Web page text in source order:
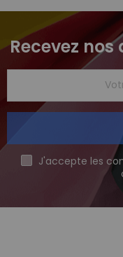
Recevez
J'accepte les